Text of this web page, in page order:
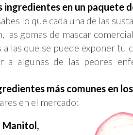
en un paquete
lo que cada una de las
las gomas de mascar
a las que se puede exponer tu
a algunas de las peores
más comunes en
en el mercado: